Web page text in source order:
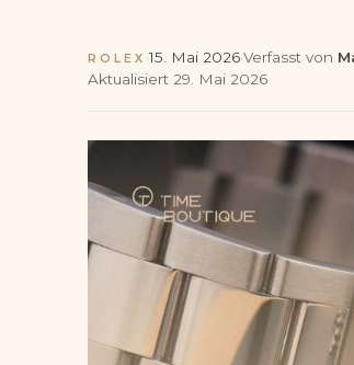
Kontakt
ROLEX ·15. Mai 2026·Verfasst von
Aktualisiert 29. Mai 2026